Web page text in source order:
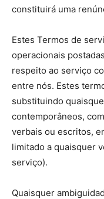
constituirá uma
Estes Termos de
operacionais
respeito ao serviço
entre nós. Estes
substituindo
contemporâneos,
verbais ou escritos,
limitado a quaisquer
serviço).
Quaisquer